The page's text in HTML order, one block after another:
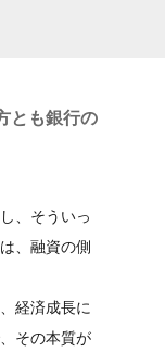
とも銀行の
、そういっ
、融資の側
経済成長に
その本質が